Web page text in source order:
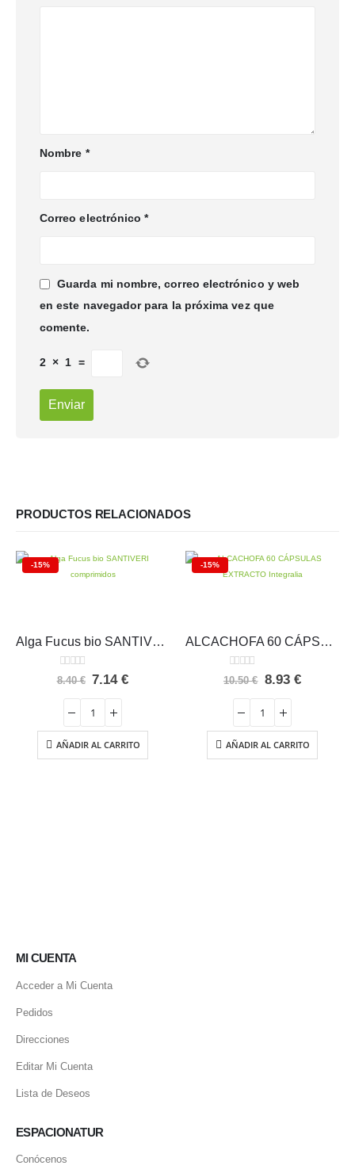
Nombre *
Correo electrónico*
Guarda mi nombre, correo electrónico y web
en este navegador para la próxima vez que
comente.
2 × 1 =
PRODUCTOS RELACIONADOS
-15%
Alga Fucus bio SANTIVERI comprimidos
0 out of 5
8.40€ El
era:
8.40 €.
7.14€El
7.14 €.
AÑADIR AL CARRITO
-15%
ALCACHOFA 60 CÁPSULAS EXTRACTO Integralia
0out of 5
10.50€ El
era:
10.50 €.
8.93 €El
8.93 €.
AÑADIR AL CARRITO
MI CUENTA
Acceder a Mi Cuenta
Pedidos
Direcciones
Editar Mi Cuenta
Lista de Deseos
ESPACIONATUR
Conócenos